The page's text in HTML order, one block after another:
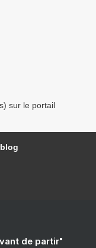
sur le portail
de partir"